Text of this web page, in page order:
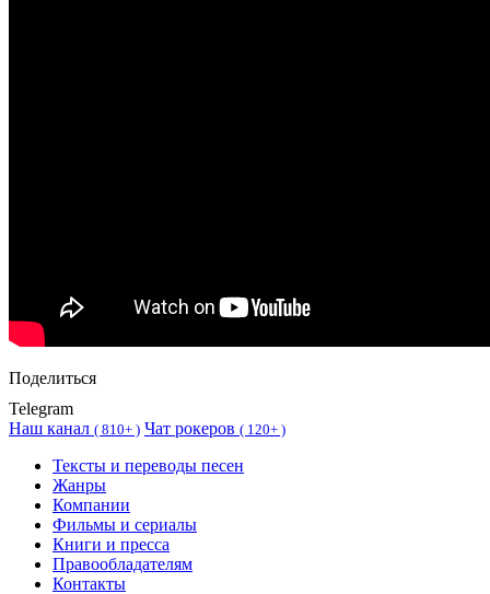
Поделиться
Telegram
Наш канал ( 810+ ) Чат рокеров ( 120+ )
Тексты и переводы песен
Жанры
Компании
Фильмы и сериалы
Книги и пресса
Правообладателям
Контакты